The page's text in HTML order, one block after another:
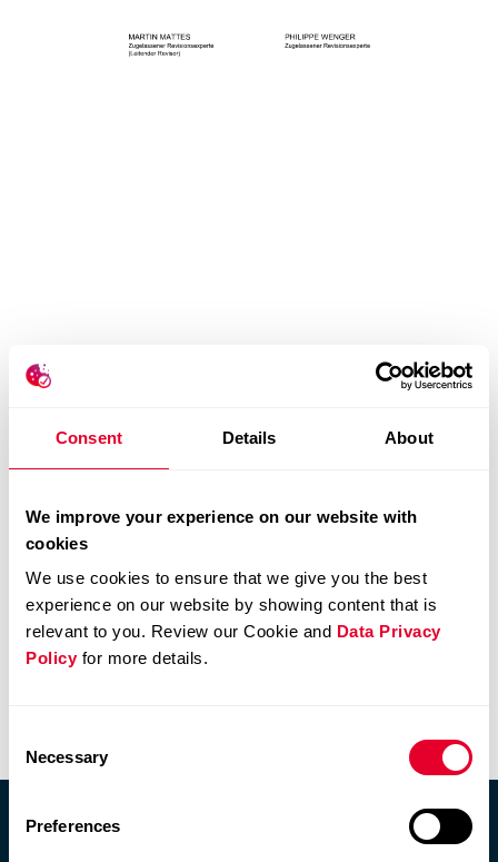
Consent Details About
We improve your experience on our website with
cookies
We use cookies to ensure that we give you the best
experience on our website by showing content that is
relevant to you. Review our Cookie and Data Privacy
Policyfor more details.
Selection
Necessary
Preferences